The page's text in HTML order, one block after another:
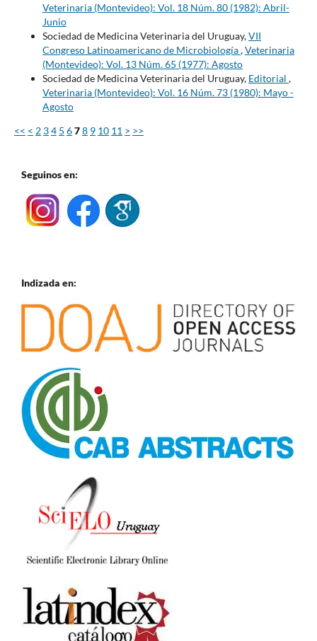
Veterinaria (Montevideo): Vol. 18 Núm. 80 (1982): Abril-
Junio
Sociedad de Medicina Veterinaria del Uruguay,VII
Congreso Latinoamericano de Microbiología,Veterinaria
(Montevideo): Vol. 13 Núm. 65 (1977): Agosto
Sociedad de Medicina Veterinaria del Uruguay, Editorial ,
Veterinaria (Montevideo): Vol. 16 Núm. 73 (1980): Mayo -
Agosto
<< < 2 34 5 678 9 10 11 > >>
Seguinos en:
Indizada en: